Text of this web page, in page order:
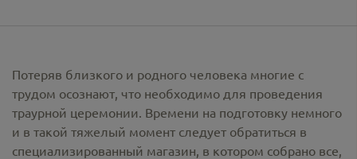
Потеряв близкого и родного человека многие с
трудом осознают, что необходимо для проведения
траурной церемонии. Времени на подготовку немного
и в такой тяжелый момент следует обратиться в
специализированный магазин, в котором собрано все,